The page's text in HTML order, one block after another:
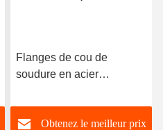
Flanges de cou de
soudure en acier
304/316L WNRF face
soulevée et face plate
Obtenez le meilleur prix